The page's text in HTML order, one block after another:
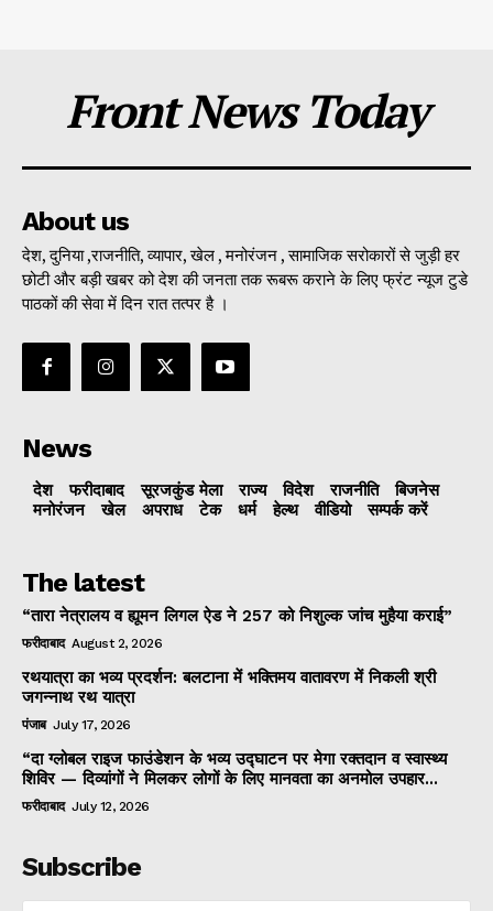
Front News Today
About us
देश, दुनिया ,राजनीति, व्यापार, खेल , मनोरंजन , सामाजिक सरोकारों से जुड़ी हर
छोटी और बड़ी खबर को देश की जनता तक रूबरू कराने के लिए फ्रंट न्यूज टुडे
पाठकों की सेवा में दिन रात तत्पर है ।
News
देश फरीदाबाद सूरजकुंड मेला राज्‍य विदेश राजनीति
बिजनेस
मनोरंजन
खेल अपराध टेक धर्म हेल्थ वीडियो सम्पर्क करें
The latest
“तारा नेत्रालय व ह्यूमन लिगल ऐड ने 257 को निशुल्क जांच मुहैया कराई”
फरीदाबाद August 2, 2026
रथयात्रा का भव्य प्रदर्शन: बलटाना में भक्तिमय वातावरण में निकली श्री
जगन्नाथ रथ यात्रा
पंजाब July 17, 2026
“दा ग्लोबल राइज फाउंडेशन के भव्य उद्घाटन पर मेगा रक्तदान व स्वास्थ्य
शिविर — दिव्यांगों ने मिलकर लोगों के लिए मानवता का अनमोल उपहार...
फरीदाबाद July 12, 2026
Subscribe